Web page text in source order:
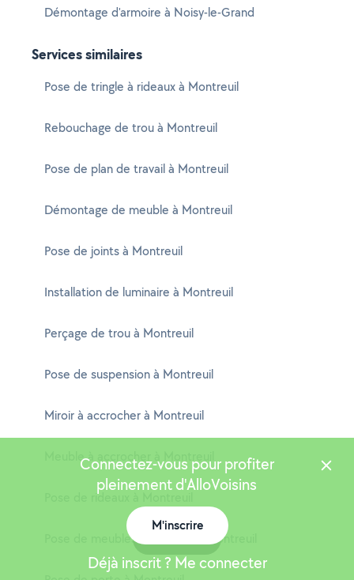
Démontage d'armoire à Noisy-le-Grand
Services similaires
Pose de tringle à rideaux à Montreuil
Rebouchage de trou à Montreuil
Pose de plan de travail à Montreuil
Démontage de meuble à Montreuil
Pose de joints à Montreuil
Installation de luminaire à Montreuil
Perçage de trou à Montreuil
Pose de suspension à Montreuil
Miroir à accrocher à Montreuil
Meuble à accrocher à Montreuil
Pose de rideaux à Montreuil
Pose de meubles de cuisine à Montreuil
Connectez-vous pour profiter
pleinement d'AlloVoisins
M'inscrire
Déjà inscrit ? Me connecter